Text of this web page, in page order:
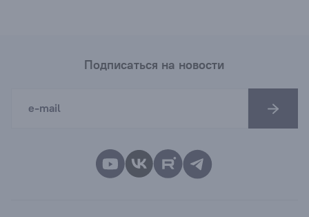
Подписаться на новости